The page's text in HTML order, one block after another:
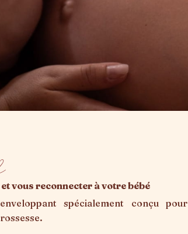
vous reconnecter à votre bébé
spécialement conçu pour